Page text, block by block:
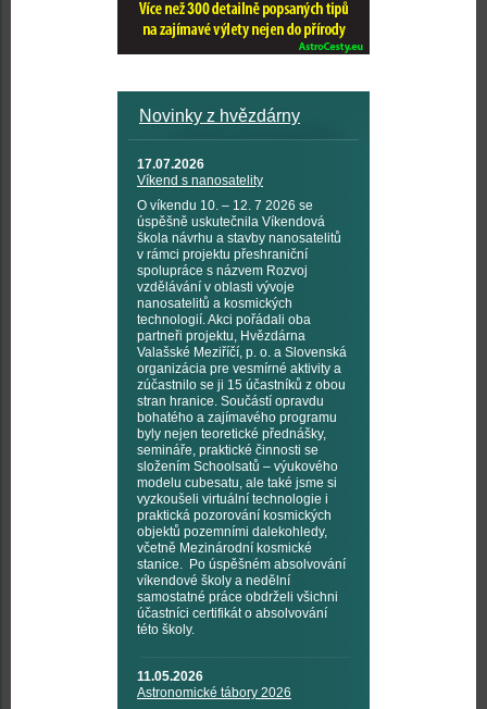
Novinky z hvězdárny
17.07.2026
Víkend s nanosatelity
O víkendu 10. – 12. 7 2026 se
úspěšně uskutečnila Víkendová
škola návrhu a stavby nanosatelitů
v rámci projektu přeshraniční
spolupráce s názvem Rozvoj
vzdělávání v oblasti vývoje
nanosatelitů a kosmických
technologií. Akci pořádali oba
partneři projektu, Hvězdárna
Valašské Meziříčí, p. o. a Slovenská
organizácia pre vesmírné aktivity a
zúčastnilo se ji 15 účastníků z obou
stran hranice. Součástí opravdu
bohatého a zajímavého programu
byly nejen teoretické přednášky,
semináře, praktické činnosti se
složením Schoolsatů – výukového
modelu cubesatu, ale také jsme si
vyzkoušeli virtuální technologie i
praktická pozorování kosmických
objektů pozemními dalekohledy,
včetně Mezinárodní kosmické
stanice. Po úspěšném absolvování
víkendové školy a nedělní
samostatné práce obdrželi všichni
účastníci certifikát o absolvování
této školy.
11.05.2026
Astronomické tábory 2026